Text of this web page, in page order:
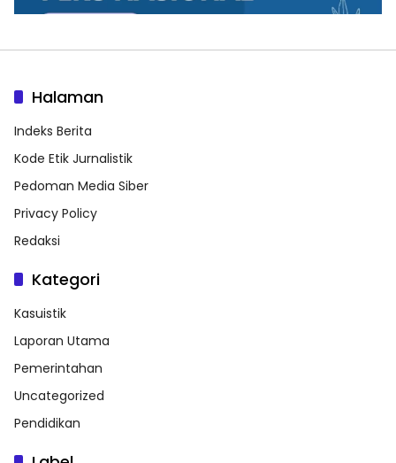
Halaman
Indeks Berita
Kode Etik Jurnalistik
Pedoman Media Siber
Privacy Policy
Redaksi
Kategori
Kasuistik
Laporan Utama
Pemerintahan
Uncategorized
Pendidikan